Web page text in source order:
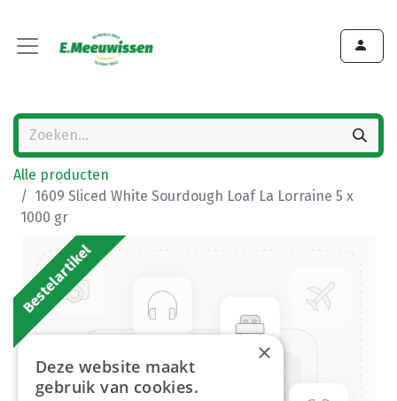
Alle producten
1609 Sliced White Sourdough Loaf La Lorraine 5 x
1000 gr
Bestelartikel
×
Deze website maakt
gebruik van cookies.